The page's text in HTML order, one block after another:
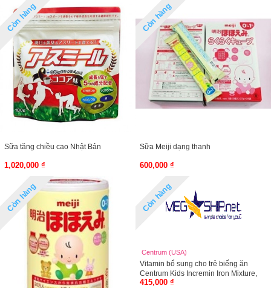
Còn hàng
Sữa tăng chiều cao Nhật Bản
1,020,000 ₫
Còn hàng
Sữa Meiji dạng thanh
600,000 ₫
Còn hàng Còn hàng
Centrum (USA)
Vitamin bổ sung cho trẻ biếng ăn
Centrum Kids Incremin Iron Mixture,
200ml
415,000 ₫